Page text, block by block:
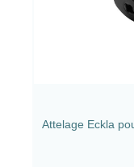
Attelage Eckla